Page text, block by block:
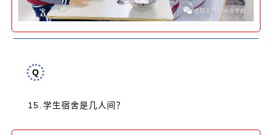
Q
15. 学生宿舍是几人间 ？